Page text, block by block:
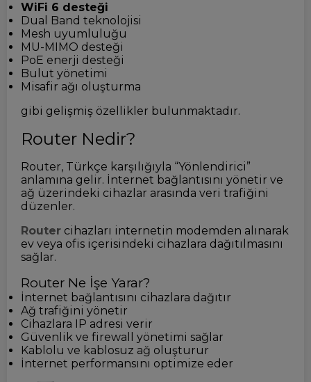
WiFi 6 desteği
Dual Band teknolojisi
Mesh uyumluluğu
MU-MIMO desteği
PoE enerji desteği
Bulut yönetimi
Misafir ağı oluşturma
gibi gelişmiş özellikler bulunmaktadır.
Router Nedir?
Router, Türkçe karşılığıyla “Yönlendirici”
anlamına gelir. İnternet bağlantısını yönetir ve
ağ üzerindeki cihazlar arasında veri trafiğini
düzenler.
Router cihazları internetin modemden alınarak
ev veya ofis içerisindeki cihazlara dağıtılmasını
sağlar.
Router Ne İşe Yarar?
İnternet bağlantısını cihazlara dağıtır
Ağ trafiğini yönetir
Cihazlara IP adresi verir
Güvenlik ve firewall yönetimi sağlar
Kablolu ve kablosuz ağ oluşturur
İnternet performansını optimize eder